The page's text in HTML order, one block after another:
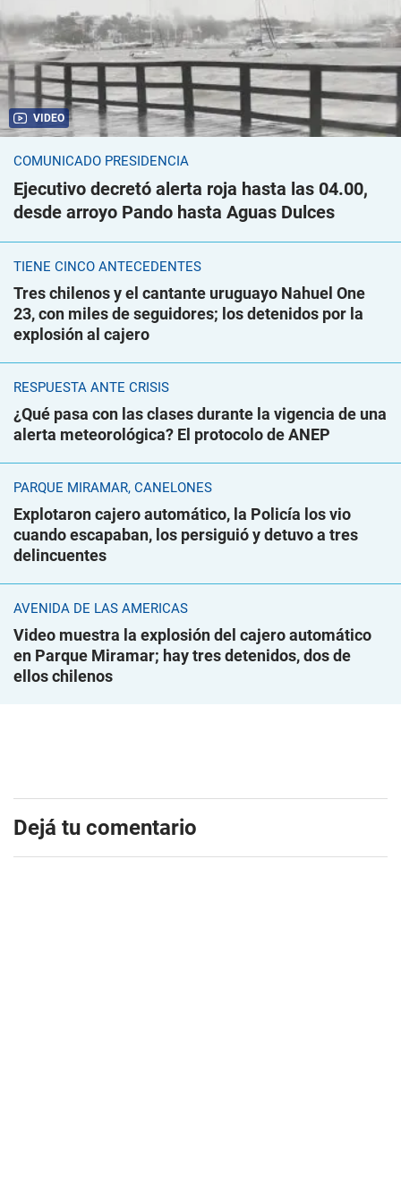
VIDEO
COMUNICADO PRESIDENCIA
Ejecutivo decretó alerta roja hasta las 04.00,
desde arroyo Pando hasta Aguas Dulces
TIENE CINCO ANTECEDENTES
Tres chilenos y el cantante uruguayo Nahuel One
23, con miles de seguidores; los detenidos por la
explosión al cajero
RESPUESTA ANTE CRISIS
¿Qué pasa con las clases durante la vigencia de una
alerta meteorológica? El protocolo de ANEP
PARQUE MIRAMAR, CANELONES
Explotaron cajero automático, la Policía los vio
cuando escapaban, los persiguió y detuvo a tres
delincuentes
AVENIDA DE LAS AMÉRICAS
Video muestra la explosión del cajero automático
en Parque Miramar; hay tres detenidos, dos de
ellos chilenos
Dejá tu comentario